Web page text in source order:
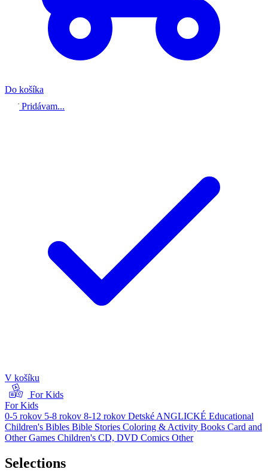
Do košíka
Pridávam...
V košíku
For Kids
For Kids
0-5 rokov 5-8 rokov 8-12 rokov Detské ANGLICKÉ Educational
Children's Bibles Bible Stories Coloring & Activity Books Card and
Other Games Children's CD, DVD Comics Other
Selections